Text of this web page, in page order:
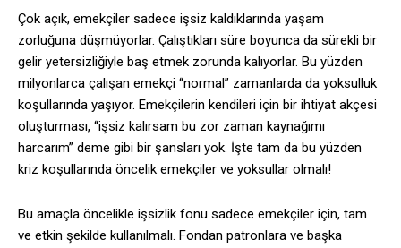
Çok açık, emekçiler sadece işsiz kaldıklarında yaşam
zorluğuna düşmüyorlar. Çalıştıkları süre boyunca da sürekli bir
gelir yetersizliğiyle baş etmek zorunda kalıyorlar. Bu yüzden
milyonlarca çalışan emekçi “normal” zamanlarda da yoksulluk
koşullarında yaşıyor. Emekçilerin kendileri için bir ihtiyat akçesi
oluşturması, “işsiz kalırsam bu zor zaman kaynağımı
harcarım” deme gibi bir şansları yok. İşte tam da bu yüzden
kriz koşullarında öncelik emekçiler ve yoksullar olmalı!
Bu amaçla öncelikle işsizlik fonu sadece emekçiler için, tam
ve etkin şekilde kullanılmalı. Fondan patronlara ve başka